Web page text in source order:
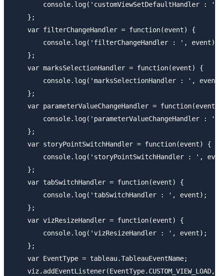
console.log('customViewSetDefaultHandler :
    };
    var filterChangeHandler = function(event) {
        console.log('filterChangeHandler : ', event);
    };
    var marksSelectionHandler = function(event) {
console.log('marksSelectionHandler : ',
    };
var parameterValueChangeHandler =
console.log('parameterValueChangeHandler :
    };
    var storyPointSwitchHandler = function(event) {
console.log('storyPointSwitchHandler : ',
    };
    var tabSwitchHandler = function(event) {
        console.log('tabSwitchHandler : ', event);
    };
    var vizResizeHandler = function(event) {
        console.log('vizResizeHandler : ', event);
    };
    var EventType = tableau.TableauEventName;